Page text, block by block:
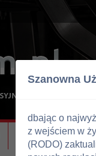
Ekipa
Szanowna
dbając o
z wejściem w
(RODO)